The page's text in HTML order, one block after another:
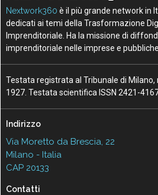
Nextwork360 è il più grande network in
dedicati ai temi della Trasformazione
Imprenditoriale. Ha la missione di
imprenditoriale nelle imprese e
Testata registrata al Tribunale di
1927. Testata scientifica ISSN 2421-
Indirizzo
Via Moretto da Brescia, 22
Milano - Italia
CAP 20133
Contatti